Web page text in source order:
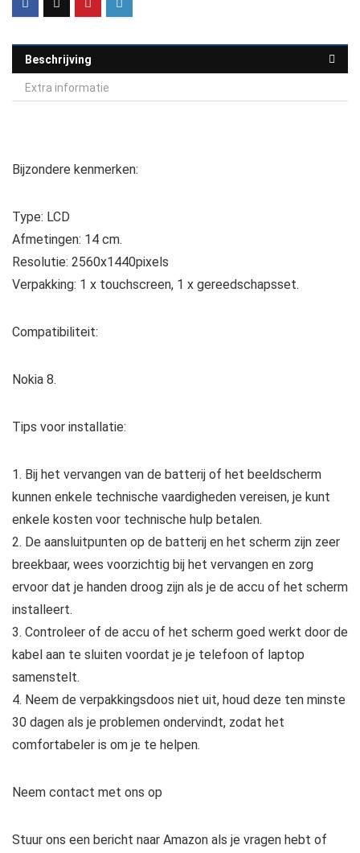
Beschrijving
Extra informatie
Bijzondere kenmerken:
Type: LCD
Afmetingen: 14 cm.
Resolutie: 2560x1440pixels
Verpakking: 1 x touchscreen, 1 x gereedschapsset.
Compatibiliteit:
Nokia 8.
Tips voor installatie:
1. Bij het vervangen van de batterij of het beeldscherm
kunnen enkele technische vaardigheden vereisen, je kunt
enkele kosten voor technische hulp betalen.
2. De aansluitpunten op de batterij en het scherm zijn zeer
breekbaar, wees voorzichtig bij het vervangen en zorg
ervoor dat je handen droog zijn als je de accu of het scherm
installeert.
3. Controleer of de accu of het scherm goed werkt door de
kabel aan te sluiten voordat je je telefoon of laptop
samenstelt.
4. Neem de verpakkingsdoos niet uit, houd deze ten minste
30 dagen als je problemen ondervindt, zodat het
comfortabeler is om je te helpen.
Neem contact met ons op
Stuur ons een bericht naar Amazon als je vragen hebt of